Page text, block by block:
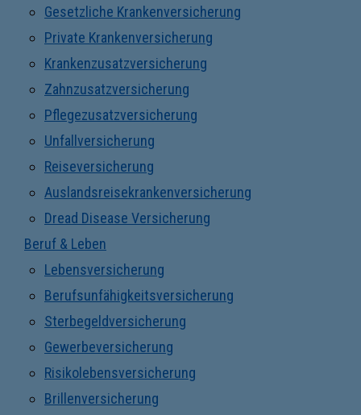
Gesetzliche Krankenversicherung
Private Krankenversicherung
Krankenzusatzversicherung
Zahnzusatzversicherung
Pflegezusatzversicherung
Unfallversicherung
Reiseversicherung
Auslandsreisekrankenversicherung
Dread Disease Versicherung
Beruf & Leben
Lebensversicherung
Berufsunfähigkeitsversicherung
Sterbegeldversicherung
Gewerbeversicherung
Risikolebensversicherung
Brillenversicherung